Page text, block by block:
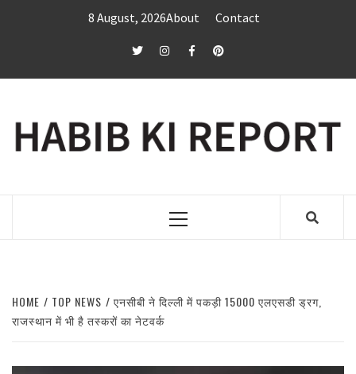
8 August, 2026About Contact
twitterInstagramFacebookPinterest
Primary
HOME TOP NEWS
एनसीबी ने दिल्ली में पकड़ी 15000 एलएसडी ड्रग,
राजस्थान में भी है तस्करों का नेटवर्क